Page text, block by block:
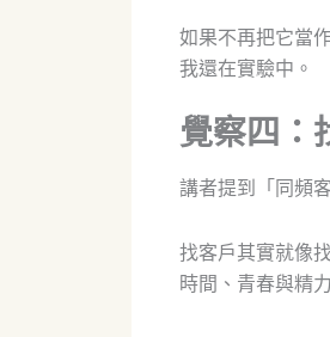
如果不再把它當
我還在實驗中。
覺察四：
講者提到「同頻
找客戶其實就像
時間、青春與精